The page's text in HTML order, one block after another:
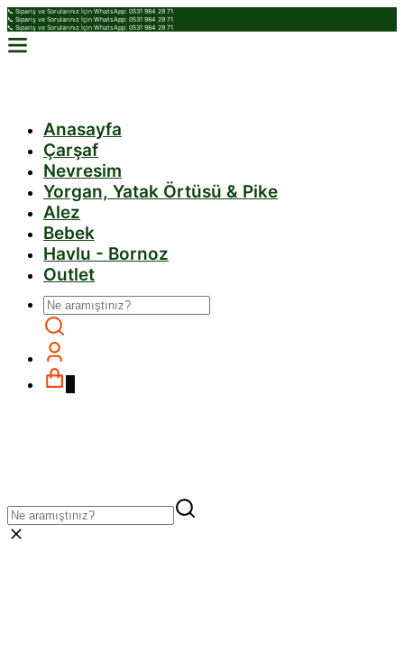
📞 Sipariş ve Sorularınız İçin WhatsApp: 0531 984 29 71
📞 Sipariş ve Sorularınız İçin WhatsApp: 0531 984 29 71
📞 Sipariş ve Sorularınız İçin WhatsApp: 0531 984 29 71
Anasayfa
Çarşaf
Nevresim
Yorgan, Yatak Örtüsü & Pike
Alez
Bebek
Havlu - Bornoz
Outlet